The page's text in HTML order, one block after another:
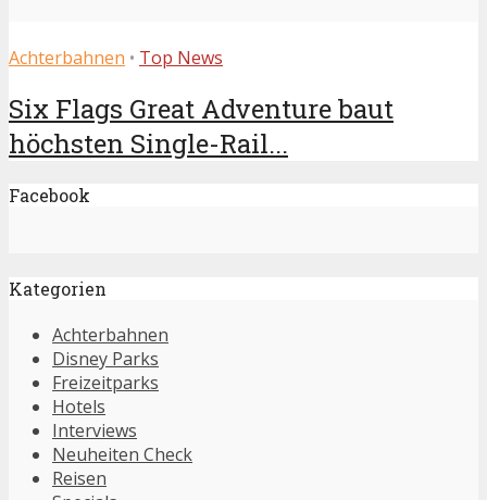
Achterbahnen • Top News
Six Flags Great Adventure baut
höchsten Single-Rail...
Facebook
Kategorien
Achterbahnen
Disney Parks
Freizeitparks
Hotels
Interviews
Neuheiten Check
Reisen